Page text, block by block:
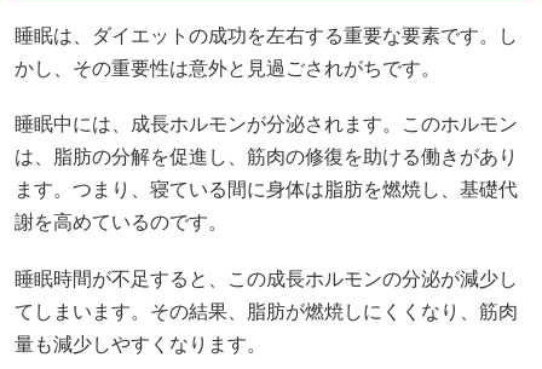
睡眠は、ダイエットの成功を左右する重要な要素です。し
かし、その重要性は意外と見過ごされがちです。
睡眠中には、成長ホルモンが分泌されます。このホルモン
は、脂肪の分解を促進し、筋肉の修復を助ける働きがあり
ます。つまり、寝ている間に身体は脂肪を燃焼し、基礎代
謝を高めているのです。
睡眠時間が不足すると、この成長ホルモンの分泌が減少し
てしまいます。その結果、脂肪が燃焼しにくくなり、筋肉
量も減少しやすくなります。